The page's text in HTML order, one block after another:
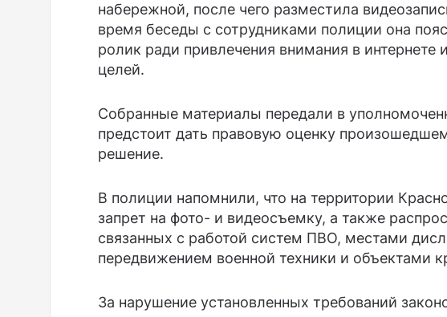
набережной, после чего разместила
время беседы с сотрудниками полиции она
ролик ради привлечения внимания в интернете
целей.
Собранные материалы передали в
предстоит дать правовую оценку
решение.
В полиции напомнили, что на территории
запрет на фото- и видеосъемку, а также
связанных с работой систем ПВО, местами
передвижением военной техники и объектами
За нарушение установленных требований